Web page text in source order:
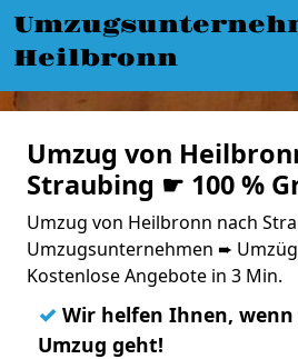
Heilbronn
Umzug von
Straubing ☛ 100 %
Umzug von Heilbronn nach
Umzugsunternehmen ➨
Kostenlose Angebote in 3 Min.
✓ Wir helfen Ihnen,
Umzug geht!